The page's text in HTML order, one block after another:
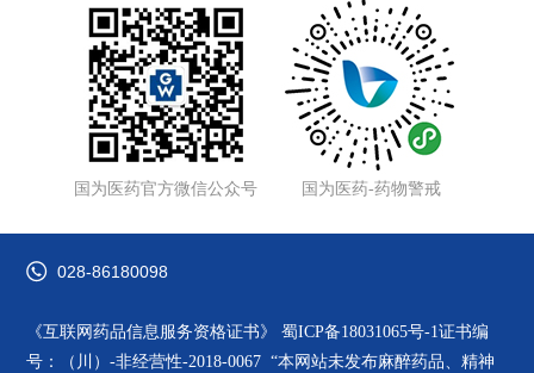
国为医药官方微信公众号 国为医药-药物警戒
028-86180098
《互联网药品信息服务资格证书》蜀ICP备18031065号-1证书编
号：（川）-非经营性-2018-0067 “本网站未发布麻醉药品、精神